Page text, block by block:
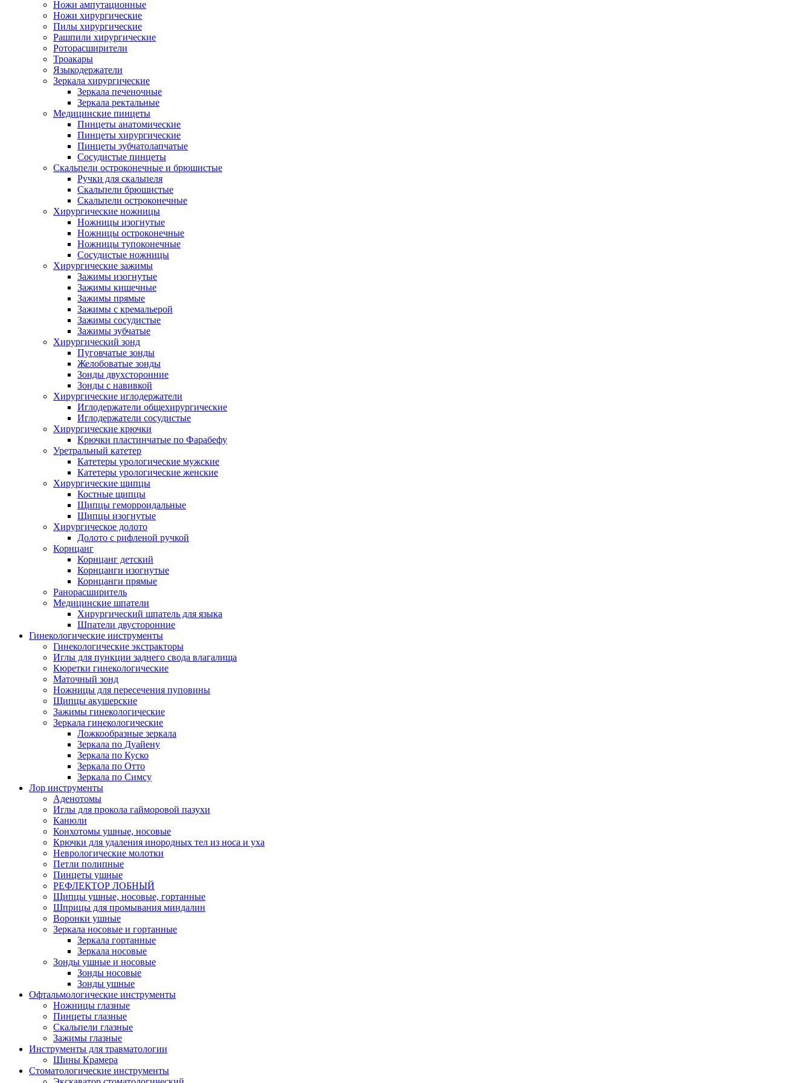
Ножи ампутационные
Ножи хирургические
Пилы хирургические
Рашпили хирургические
Роторасширители
Троакары
Языкодержатели
Зеркала хирургические
Зеркала печеночные
Зеркала ректальные
Медицинские пинцеты
Пинцеты анатомические
Пинцеты хирургические
Пинцеты зубчатолапчатые
Сосудистые пинцеты
Скальпели остроконечные и брюшистые
Ручки для скальпеля
Скальпели брюшистые
Скальпели остроконечные
Хирургические ножницы
Ножницы изогнутые
Ножницы остроконечные
Ножницы тупоконечные
Сосудистые ножницы
Хирургические зажимы
Зажимы изогнутые
Зажимы кишечные
Зажимы прямые
Зажимы с кремальерой
Зажимы сосудистые
Зажимы зубчатые
Хирургический зонд
Пуговчатые зонды
Желобоватые зонды
Зонды двухсторонние
Зонды с навивкой
Хирургические иглодержатели
Иглодержатели общехирургические
Иглодержатели сосудистые
Хирургические крючки
Крючки пластинчатые по Фарабефу
Уретральный катетер
Катетеры урологические мужские
Катетеры урологические женские
Хирургические щипцы
Костные щипцы
Щипцы геморроидальные
Щипцы изогнутые
Хирургическое долото
Долото с рифленой ручкой
Корнцанг
Корнцанг детский
Корнцанги изогнутые
Корнцанги прямые
Ранорасширитель
Медицинские шпатели
Хирургический шпатель для языка
Шпатели двусторонние
Гинекологические инструменты
Гинекологические экстракторы
Иглы для пункции заднего свода влагалища
Кюретки гинекологические
Маточный зонд
Ножницы для пересечения пуповины
Щипцы акушерские
Зажимы гинекологические
Зеркала гинекологические
Ложкообразные зеркала
Зеркала по Дуайену
Зеркала по Куско
Зеркала по Отто
Зеркала по Симсу
Лор инструменты
Аденотомы
Иглы для прокола гайморовой пазухи
Канюли
Конхотомы ушные, носовые
Крючки для удаления инородных тел из носа и уха
Неврологические молотки
Петли полипные
Пинцеты ушные
РЕФЛЕКТОР ЛОБНЫЙ
Щипцы ушные, носовые, гортанные
Шприцы для промывания миндалин
Воронки ушные
Зеркала носовые и гортанные
Зеркала гортанные
Зеркала носовые
Зонды ушные и носовые
Зонды носовые
Зонды ушные
Офтальмологические инструменты
Ножницы глазные
Пинцеты глазные
Скальпели глазные
Зажимы глазные
Инструменты для травматологии
Шины Крамера
Стоматологические инструменты